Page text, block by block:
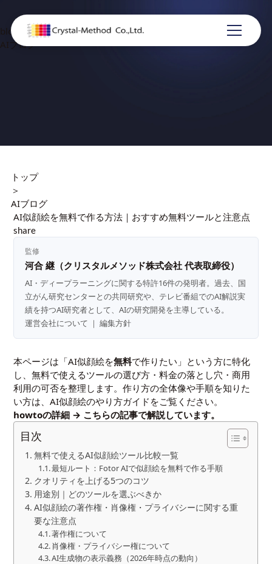
blog
AIブログ
トップ
＞
AIブログ
AI似顔絵を無料で作る方法｜おすすめ無料ツールと注意点
share
監修
河合 継（クリスタルメソッド株式会社 代表取締役）
AI・ディープラーニングに関する特許16件の発明者。過去、国
立がん研究センターとの共同研究や、テレビ番組でのAI解説実
績を持つAI研究者として、AIの研究開発を主導している。
運営会社について ｜編集方針
本ページは「AI似顔絵を無料で作りたい」という方に特化
し、無料で使えるツールの選び方・料金の落とし穴・商用
利用の可否を整理します。作り方の全体像や手順を知りた
い方は、AI似顔絵のやり方ガイド をご覧ください。
howtoの詳細 → こちらの記事で解説しています。
目次
無料で使えるAI似顔絵ツール比較一覧
最短ルート：Fotor AIで似顔絵を無料で作る手順
クオリティを上げる5つのコツ
用途別｜どのツールを選ぶべきか
AI似顔絵の著作権・肖像権・プライバシーに関する重
要な注意点
著作権について
肖像権・プライバシー権について
AI生成物の表示義務（2026年時点の動向）